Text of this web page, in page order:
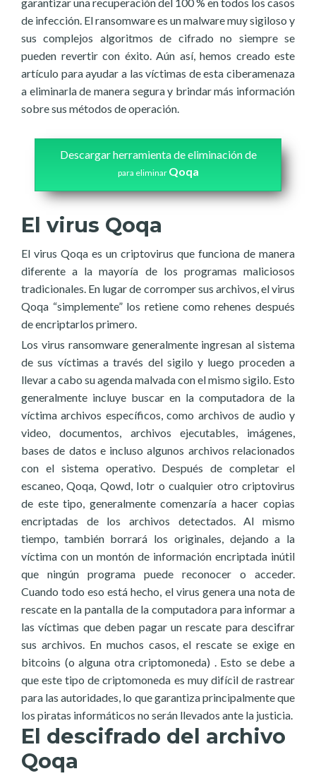
de infección. El ransomware es un malware muy sigiloso y
sus complejos algoritmos de cifrado no siempre se
pueden revertir con éxito. Aún así, hemos creado este
artículo para ayudar a las víctimas de esta ciberamenaza
a eliminarla de manera segura y brindar más información
sobre sus métodos de operación.
Descargar herramienta de eliminación de
para eliminar Qoqa
El virus Qoqa
El virus Qoqa es un criptovirus que funciona de manera
diferente a la mayoría de los programas maliciosos
tradicionales. En lugar de corromper sus archivos, el virus
Qoqa “simplemente” los retiene como rehenes después
de encriptarlos primero.
Los virus ransomware generalmente ingresan al sistema
de sus víctimas a través del sigilo y luego proceden a
llevar a cabo su agenda malvada con el mismo sigilo. Esto
generalmente incluye buscar en la computadora de la
víctima archivos específicos, como archivos de audio y
video, documentos, archivos ejecutables, imágenes,
bases de datos e incluso algunos archivos relacionados
con el sistema operativo. Después de completar el
escaneo, Qoqa, Qowd, Iotr o cualquier otro criptovirus
de este tipo, generalmente comenzaría a hacer copias
encriptadas de los archivos detectados. Al mismo
tiempo, también borrará los originales, dejando a la
víctima con un montón de información encriptada inútil
que ningún programa puede reconocer o acceder.
Cuando todo eso está hecho, el virus genera una nota de
rescate en la pantalla de la computadora para informar a
las víctimas que deben pagar un rescate para descifrar
sus archivos. En muchos casos, el rescate se exige en
bitcoins (o alguna otra criptomoneda) . Esto se debe a
que este tipo de criptomoneda es muy difícil de rastrear
para las autoridades, lo que garantiza principalmente que
los piratas informáticos no serán llevados ante la justicia.
El descifrado del archivo
Qoqa